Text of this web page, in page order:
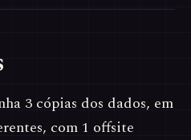
3 cópias dos dados, em
com 1 offsite